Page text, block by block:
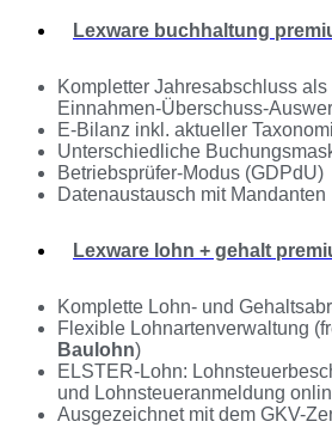
Lexware buchhaltung
Kompletter Jahresabschluss
Einnahmen-Überschuss-
E-Bilanz inkl. aktueller
Unterschiedliche
Betriebsprüfer-Modus (GDPdU)
Datenaustausch mit Mandanten
Lexware lohn + gehalt
Komplette Lohn- und
Flexible Lohnartenverwaltung
Baulohn)
ELSTER-Lohn:
und Lohnsteueranmeldung
Ausgezeichnet mit dem GKV-